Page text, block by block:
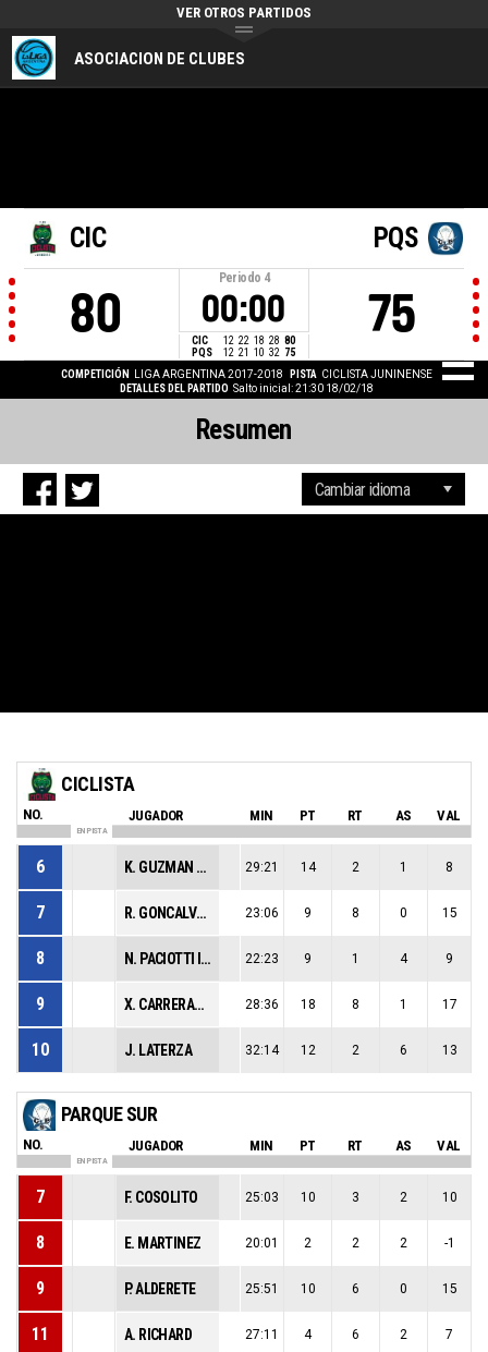
ASOCIACION DE CLUBES
VER OTROS PARTIDOS
CIC
80
Periodo 4
00:00
CIC 12 22 18 28 80
PQS
12 21 10 32 75
PQS
75
COMPETICIÓN LIGA ARGENTINA 2017-2018 PISTA CICLISTA JUNINENSE
DETALLES DEL PARTIDO Salto inicial: 21:30 18/02/18
Resumen
CICLISTA
NO. JUGADOR MIN PT RT AS VAL
EN PISTA
6 K. GUZMAN ABREU 29:21 14 2 1 8
7 R. GONCALVES DA SOUZA 23:06 9 8 0 15
8 N. PACIOTTI IACCHELLI 22:23 9 1 4 9
9 X. CARRERAS PEGUERO 28:36 18 8 1 17
10 J. LATERZA 32:14 12 2 6 13
PARQUE SUR
NO. JUGADOR MIN PT RT AS VAL
EN PISTA
7 F. COSOLITO 25:03 10 3 2 10
8 E. MARTINEZ 20:01 2 2 2 -1
9 P. ALDERETE 25:51 10 6 0 15
11 A. RICHARD 27:11 4 6 2 7